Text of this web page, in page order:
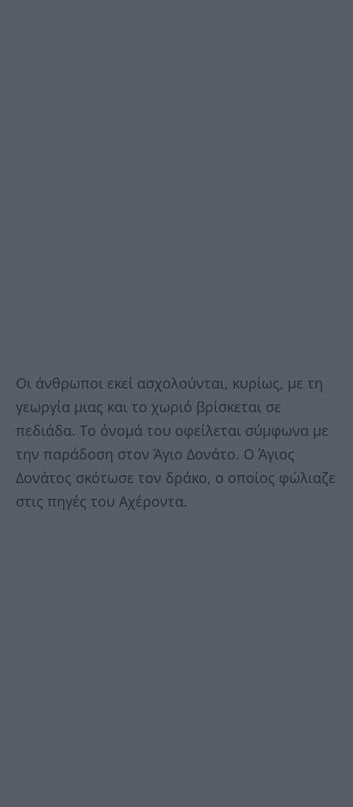
Οι άνθρωποι εκεί ασχολούνται, κυρίως, με τη
γεωργία μιας και το χωριό βρίσκεται σε
πεδιάδα. Το όνομά του οφείλεται σύμφωνα με
την παράδοση στον Άγιο Δονάτο. Ο Άγιος
Δονάτος σκότωσε τον δράκο, ο οποίος φώλιαζε
στις πηγές του Αχέροντα.